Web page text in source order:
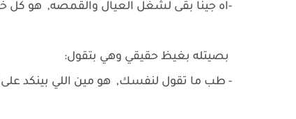
-اه جينا بقى لشغل العيال والقمصه, هو كل
بصيتله بغيظ حقيقي وهي بتقول:
- طب ما تقول لنفسك, هو مين اللي بينكد على